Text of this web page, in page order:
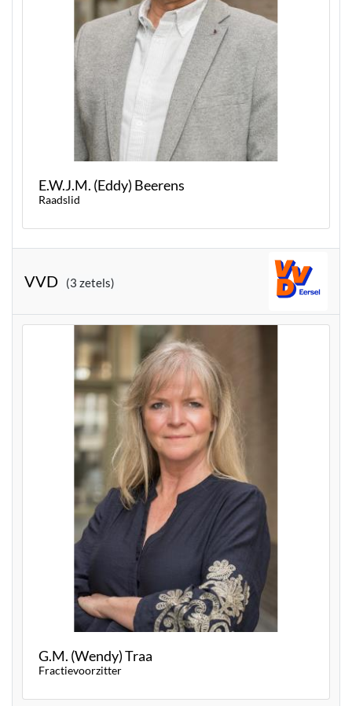
E.W.J.M. (Eddy) Beerens
Raadslid
VVD (3 zetels)
G.M. (Wendy) Traa
Fractievoorzitter